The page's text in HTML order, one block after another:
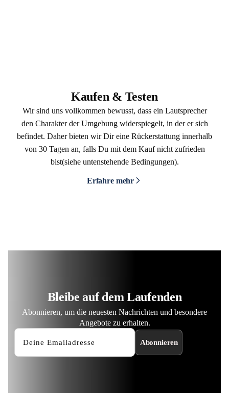
Kaufen & Testen
Wir sind uns vollkommen bewusst, dass ein Lautsprecher
den Charakter der Umgebung widerspiegelt, in der er sich
befindet. Daher bieten wir Dir eine Rückerstattung innerhalb
von 30 Tagen an, falls Du mit dem Kauf nicht zufrieden
bist(siehe untenstehende Bedingungen).
Erfahre mehr
Bleibe auf dem Laufenden
Abonnieren, um die neuesten Nachrichten und besondere
Angebote zu erhalten.
Abonnieren